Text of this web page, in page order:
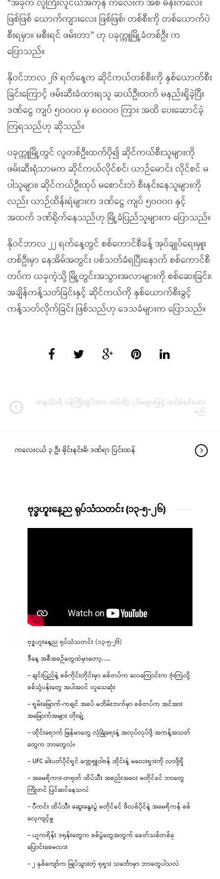
“အခုက လူကြီးလူငယ်အကုန် ကလေးက အစ မိန်းကလေး
ဖြစ်ဖြစ် ယောက်ကျားလေး ဖြစ်ဖြစ်၊ တစ်စီးကို တစ်ယောက်ပဲ
စီးရမှာ။ မစီးရင် ဖမ်းတာ” ဟု ပခုက္ကူမြို့ခံတစ်ဦး က
ပြောသည်။
နိုဝင်ဘာလ ၂၆ ရက်နေ့က ဆိုင်ကယ်တစ်စီးကို နှစ်ယောက်စီး
ခြင်းကြောင့် ဖမ်းဆီးခံထားရသူ ဆယ်ဦးထက် မနည်းရှိခဲ့ပြီး
ဒဏ်ငွေ ကျပ် ၅၀၀၀၀ မှ ၈၀၀၀၀ ကြား အထိ ပေးဆောင်ခဲ့
ကြရသည်ဟု ဆိုသည်။
ပခုက္ကူမြို့တွင် လူတစ်ဦးထက်ပို၍ ဆိုင်ကယ်စီးသူများကို
ဖမ်းဆီးရုံသာမက ဆိုင်ကယ်လိုင်စင်၊ ယာဉ်မောင်း လိုင်စင် မ
ပါသူများ၊ ဆိုင်ကယ်ဦးထုပ် မစောင်းဘဲ စီးနင်းနေသူများကို
လည်း ယာဉ်ထိန်းရဲများက ဒဏ်ငွေ ကျပ် ၅၀၀၀၀ နှင့်
အထက် ဒဏ်ရိုက်နေသည်ဟု မြို့ခံပြည်သူများက ပြောသည်။
နိုဝင်ဘာလ ၂၂ ရက်နေ့တွင် စစ်ကောင်စီခန့် အုပ်ချုပ်ရေးမှူး
တစ်ဦးမှာ နေအိမ်အတွင်း ပစ်သတ်ခံရပြီးနောက် စစ်ကောင်စီ
တပ်က ယခုကဲ့သို့ မြို့တွင်းအသွားအလာများကို စစ်ဆေးခြင်း၊
အချိန်ကန့်သတ်ခြင်းနှင့် ဆိုင်ကယ်ကို နှစ်ယောက်စီးခွင့်
ကန့်သတ်လိုက်ခြင်း ဖြစ်သည်ဟု ဒေသခံများက ပြောသည်။
တနင်္သာရီ ဝန်ကြီးချုပ်အား ထပ်တိုး ပုဒ်မများဖြင့် ထပ်မံစစ်ဆေး
မည်
ကလေးငယ် ၃ ဦး မိုင်းနင်းမိ၊ ဒဏ်ရာ ပြင်းထန်
ဗုဒ္ဓဟူးနေ့ည ရုပ်သံသတင်း (၁၃-၅-၂၆)
ဗုဒ္ဓဟူးနေ့ည ရုပ်သံသတင်း (၁၃-၅-၂၆)
ဒီနေ့ အစီအစဉ်တွေထဲမှာတော့…..
– ချင်းပြည်နဲ့ စစ်ကိုင်းတိုင်းမှာ စစ်တပ်က လေကြောင်းက ဗုံးကြဲလို့
စစ်သုံ့ပန်းတွေ အပါအဝင် လူသေဆုံး
– ရှမ်းမြောက်-ကချင် အစပ် မဘိမ်းဘက်မှာ စစ်တပ်က အင်အား
အမြောက်အများ တိုးချဲ့
– ထိုင်းရောက် မြန်မာတွေ လုံခြုံရေးနဲ့ အလုပ်လုပ်ဖို့ အကန့်အသတ်
တွေက ဘာတွေလဲ။
– UFC ခါးပတ်ပိုင်ရှင် ဂျော့ရှူဝါဗန် ထိုင်းနဲ့ မလေးရှားကို လာဖို့ရှိ
– အမေရိကား-တရုတ် ထိပ်သီး အစည်းအဝေး မတိုင်ခင် ဘာတွေ
ကြိုတင် ပြင်ဆင်နေသလဲ
– ပီကင်း ထိပ်သီး ဆွေးနွေးပွဲ မတိုင်ခင် ဖိလစ်ပိုင်နဲ့ အမေရိကန် စစ်
လေ့ကျင့်မှု
– ယူကရိန်း ဒရုန်းတွေက စစ်ပွဲတွေအတွက် ခေတ်သစ်တစ်ခု
ပြောင်းစေမလား
– ၂ နှစ်ကျော်က မြုပ်သွားတဲ့ ရုရှား သင်္ဘောမှာ ဘာတွေပါသလဲ